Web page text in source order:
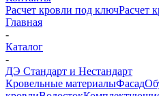
Расчет кровли под ключРасчет
Главная
-
Каталог
-
ДЭ Стандарт и Нестандарт
Кровельные материалыФасад